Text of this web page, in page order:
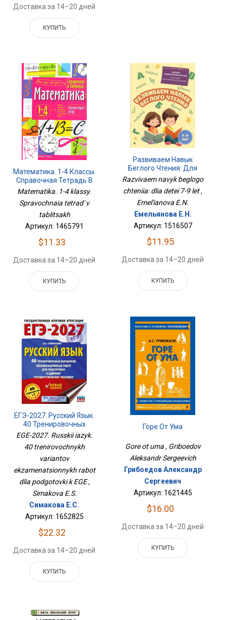
Доставка за 14–20 дней
КУПИТЬ
Математика. 1-4 Классы.
Справочная Тетрадь В
Таблицах
Matematika. 1-4 klassy.
Spravochnaia tetrad' v
tablitsakh
Артикул: 1465791
$11.33
Доставка за 14–20 дней
КУПИТЬ
Развиваем Навык
Беглого Чтения: Для
Детей 7-9 Лет
Razvivaem navyk beglogo
chteniia: dlia detei 7-9 let ,
Emel'ianova E.N.
Емельянова Е.Н.
Артикул: 1516507
$11.95
Доставка за 14–20 дней
КУПИТЬ
ЕГЭ-2027. Русский Язык.
40 Тренировочных
Вариантов
Экзаменационных
Работ Для Подготовки К
ЕГЭ
EGE-2027. Russkii iazyk.
40 trenirovochnykh
variantov
ekzamenatsionnykh rabot
dlia podgotovki k EGE ,
Simakova E.S.
Симакова Е.С.
Артикул: 1652825
$22.32
Доставка за 14–20 дней
КУПИТЬ
Горе От Ума
Gore ot uma , Griboedov
Aleksandr Sergeevich
Грибоедов Александр
Сергеевич
Артикул: 1621445
$16.00
Доставка за 14–20 дней
КУПИТЬ